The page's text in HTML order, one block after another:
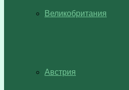
Великобритания
Австрия